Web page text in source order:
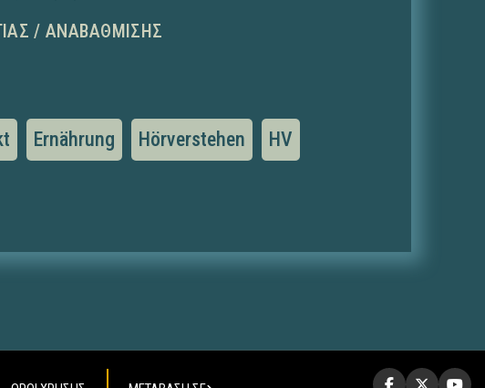
/ ΑΝΑΒΆΘΜΙΣΗΣ
Ernährung Hörverstehen HV